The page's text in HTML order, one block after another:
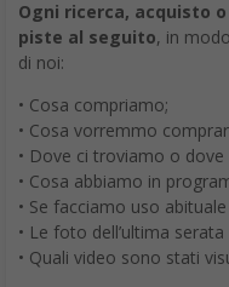
Ogni ricerca, acquisto
piste al seguito, in
di noi:
• Cosa compriamo;
• Cosa vorremmo
• Dove ci troviamo o
• Cosa abbiamo in
• Se facciamo uso
• Le foto dell’ultima
• Quali video sono stati